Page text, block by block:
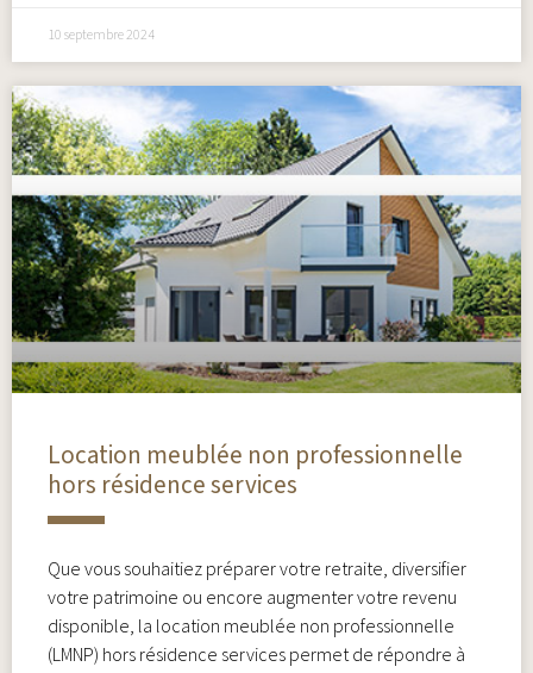
10 septembre 2024
Location meublée non professionnelle
hors résidence services
Que vous souhaitiez préparer votre retraite, diversifier
votre patrimoine ou encore augmenter votre revenu
disponible, la location meublée non professionnelle
(LMNP) hors résidence services permet de répondre à